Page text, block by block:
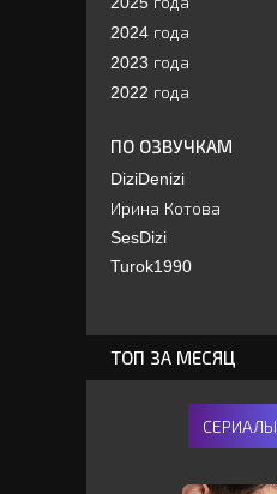
2024 года
2023 года
2022 года
ПО ОЗВУЧКАМ
DiziDenizi
Ирина Котова
SesDizi
Turok1990
ТОП ЗА МЕСЯЦ
СЕРИАЛЫ